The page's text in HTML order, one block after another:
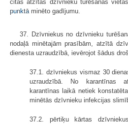
citas atzītas dzīvnieku turēšanas
punktā minēto gadījumu.
37. Dzīvniekus no dzīvnieku
nodaļā minētajām prasībām, atzītā
dienesta uzraudzībā, ievērojot šādus
37.1. dzīvniekus vismaz 30
uzraudzībā. No karantīnas
karantīnas laikā netiek
minētās dzīvnieku infekcijas
37.2. pērtiķu kārtas